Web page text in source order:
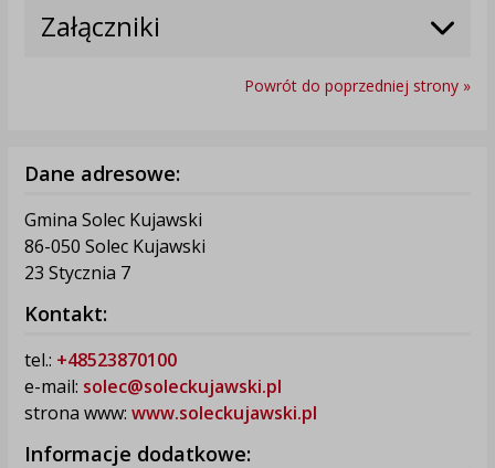
Załączniki
Powrót do poprzedniej strony »
Dane adresowe:
Gmina Solec Kujawski
86-050 Solec Kujawski
23 Stycznia 7
Kontakt:
tel.: +48523870100
e-mail: solec@soleckujawski.pl
strona www: www.soleckujawski.pl
Informacje dodatkowe: